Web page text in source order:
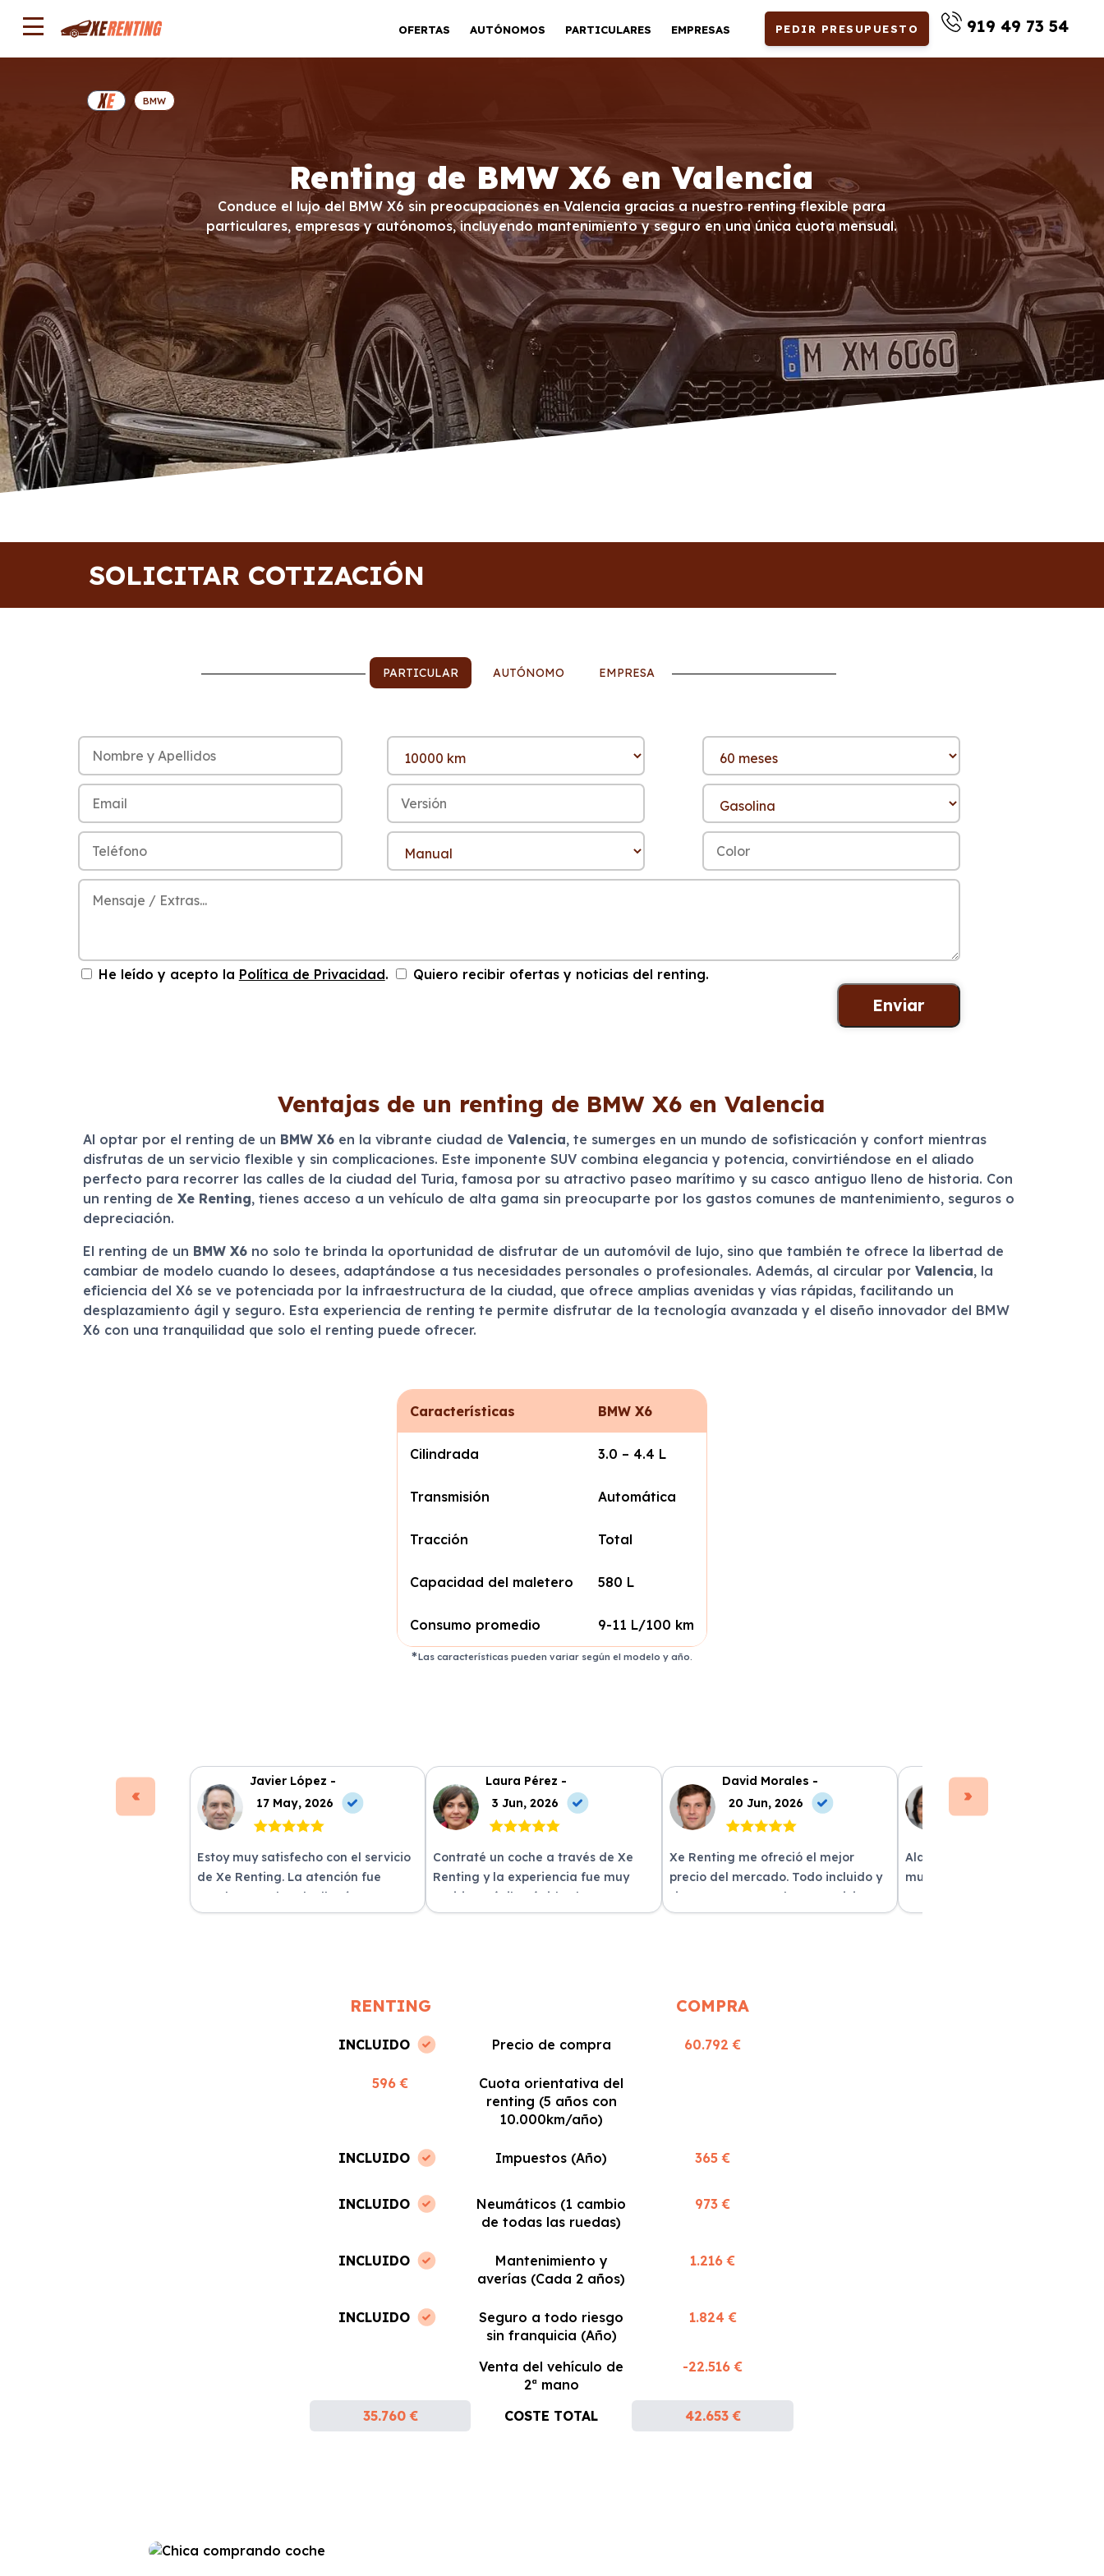
OFERTAS AUTÓNOMOS PARTICULARES EMPRESAS PEDIR PRESUPUESTO 919 49 73 54
Renting de BMW X6 en Valencia
Conduce el lujo del BMW X6 sin preocupaciones en Valencia gracias a nuestro renting flexible para
particulares, empresas y autónomos, incluyendo mantenimiento y seguro en una única cuota mensual.
BMW
SOLICITAR COTIZACIÓN
PARTICULAR AUTÓNOMO EMPRESA
He leído y acepto la Política de Privacidad. Quiero recibir ofertas y noticias del renting.
Ventajas de un renting de BMW X6 en Valencia
Al optar por el renting de un BMW X6en la vibrante ciudad de Valencia, te sumerges en un mundo de sofisticación y confort mientras
disfrutas de un servicio flexible y sin complicaciones. Este imponente SUV combina elegancia y potencia, convirtiéndose en el aliado
perfecto para recorrer las calles de la ciudad del Turia, famosa por su atractivo paseo marítimo y su casco antiguo lleno de historia. Con
un renting de Xe Renting, tienes acceso a un vehículo de alta gama sin preocuparte por los gastos comunes de mantenimiento, seguros o
depreciación.
El renting de un BMW X6no solo te brinda la oportunidad de disfrutar de un automóvil de lujo, sino que también te ofrece la libertad de
cambiar de modelo cuando lo desees, adaptándose a tus necesidades personales o profesionales. Además, al circular por Valencia, la
eficiencia del X6 se ve potenciada por la infraestructura de la ciudad, que ofrece amplias avenidas y vías rápidas, facilitando un
desplazamiento ágil y seguro. Esta experiencia de renting te permite disfrutar de la tecnología avanzada y el diseño innovador del BMW
X6 con una tranquilidad que solo el renting puede ofrecer.
Características BMW X6
Cilindrada 3.0 – 4.4 L
Transmisión Automática
Tracción Total
Capacidad del maletero 580 L
Consumo promedio 9-11 L/100 km
Las características pueden variar según el modelo y año.
Javier López -
17 May, 2026
Estoy muy satisfecho con el servicio
de Xe Renting. La atención fue
excelente y el coche llegó en
perfectas condiciones.
Laura Pérez -
3 Jun, 2026
Contraté un coche a través de Xe
Renting y la experiencia fue muy
positiva. Fácil y rápido, ¡los
recomiendo!
David Morales -
20 Jun, 2026
Xe Renting me ofreció el mejor
precio del mercado. Todo incluido y
sin sorpresas. ¡Excelente servicio!
Ana Ruiz -
10 Jul, 2026
Alquilar un coche con Xe
muy sencillo. Tienen una gran
RENTING COMPRA
INCLUIDO Precio de compra 60.792 €
596 €
Cuota orientativa del
renting (5 años con
10.000km/año)
INCLUIDO Impuestos (Año) 365 €
INCLUIDO
Neumáticos (1 cambio
de todas las ruedas)
973 €
INCLUIDO
Mantenimiento y
averías (Cada 2 años)
1.216 €
INCLUIDO
Seguro a todo riesgo
sin franquicia (Año)
1.824 €
Venta del vehículo de
2ª mano
-22.516 €
35.760 € COSTE TOTAL 42.653 €